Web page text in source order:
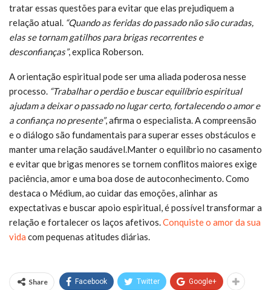
tratar essas questões para evitar que elas prejudiquem a
relação atual. “Quando as feridas do passado não são curadas,
elas se tornam gatilhos para brigas recorrentes e
desconfianças”, explica Roberson.
A orientação espiritual pode ser uma aliada poderosa nesse
processo. “Trabalhar o perdão e buscar equilíbrio espiritual
ajudam a deixar o passado no lugar certo, fortalecendo o amor e
a confiança no presente”, afirma o especialista. A compreensão
e o diálogo são fundamentais para superar esses obstáculos e
manter uma relação saudável.Manter o equilíbrio no casamento
e evitar que brigas menores se tornem conflitos maiores exige
paciência, amor e uma boa dose de autoconhecimento. Como
destaca o Médium, ao cuidar das emoções, alinhar as
expectativas e buscar apoio espiritual, é possível transformar a
relação e fortalecer os laços afetivos.Conquiste o amor da sua
vida com pequenas atitudes diárias.
Share Facebook Twitter Google+